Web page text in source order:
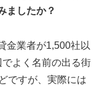
ましたか？
金業者が1,500社以
でよく名前の出る街
ですが、実際には